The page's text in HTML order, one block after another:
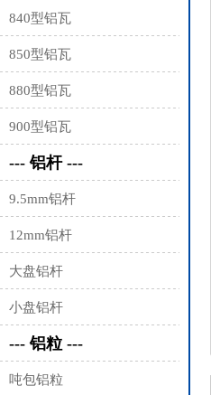
840型铝瓦
850型铝瓦
880型铝瓦
900型铝瓦
--- 铝杆 ---
9.5mm铝杆
12mm铝杆
大盘铝杆
小盘铝杆
--- 铝粒 ---
吨包铝粒